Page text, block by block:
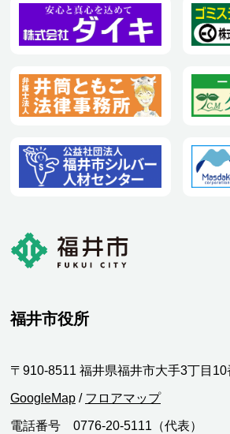
福井市役所
〒910-8511 福井県福井市大手3丁目10
GoogleMap / フロアマップ
電話番号 0776-20-5111（代表）